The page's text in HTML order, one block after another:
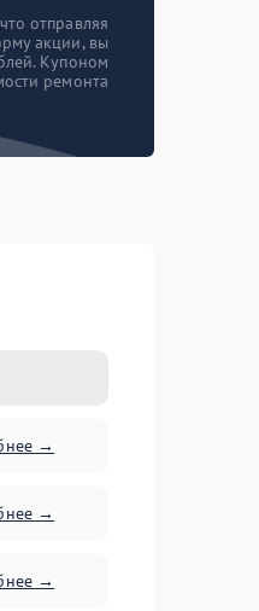
отправляя
акции, вы
Купоном
ремонта
→
→
→